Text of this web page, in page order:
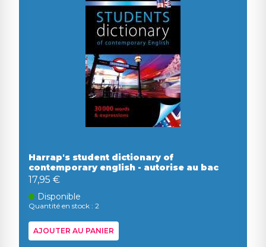
Harrap's student dictionary of
contemporary english - autorise au bac
17,95 €
Disponible
Quantité en stock : 2
AJOUTER AU PANIER